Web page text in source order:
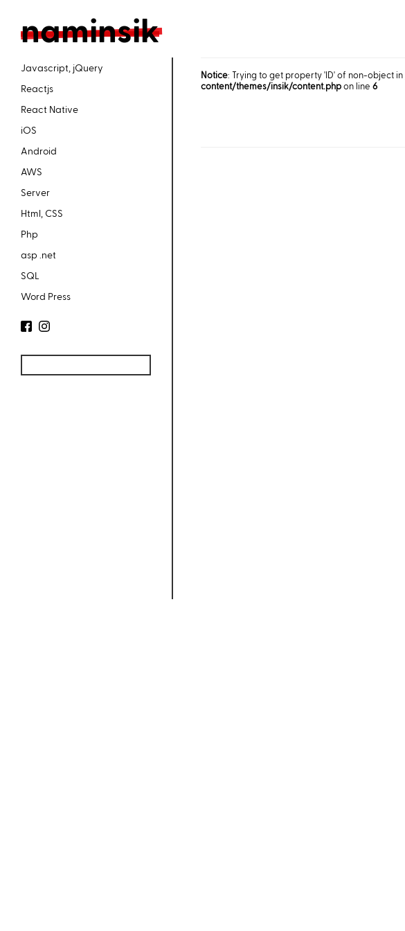
naminsik
Javascript, jQuery
Reactjs
React Native
iOS
Android
AWS
Server
Html, CSS
Php
asp .net
SQL
Word Press
Notice: Trying to get property 'ID' of non-object in
content/themes/insik/content.php on line 6